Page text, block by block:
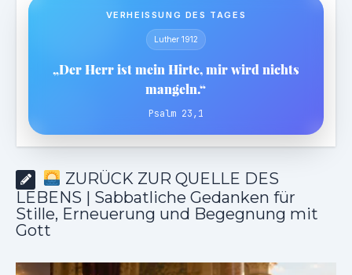
VERHEISSUNG DES TAGES
Luther 1912
„Der Herr ist mein Hirte, mir wird nichts
mangeln.“
Psalm 23,1
ZURÜCK ZUR QUELLE DES
LEBENS | Sabbatliche Gedanken für
Stille, Erneuerung und Begegnung mit
Gott